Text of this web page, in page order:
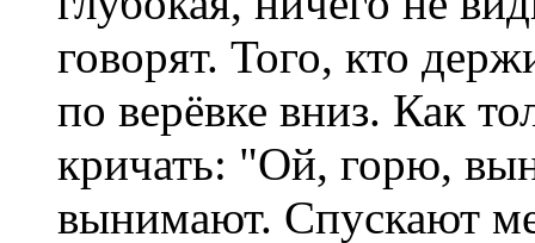
говорят. Того, кто
по верёвке вниз. Как
кричать: "Ой, горю,
вынимают. Спускают